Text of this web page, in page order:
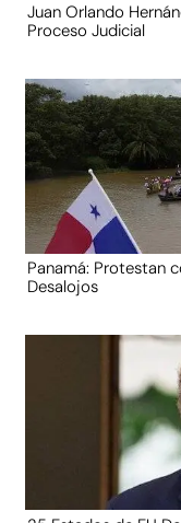
Juan Orlando
Proceso Judicial
Panamá: Protestan
Desalojos